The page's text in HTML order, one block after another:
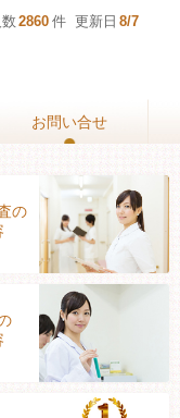
2860 件 更新日 8/7
お問い合せ
お問い合せ
の